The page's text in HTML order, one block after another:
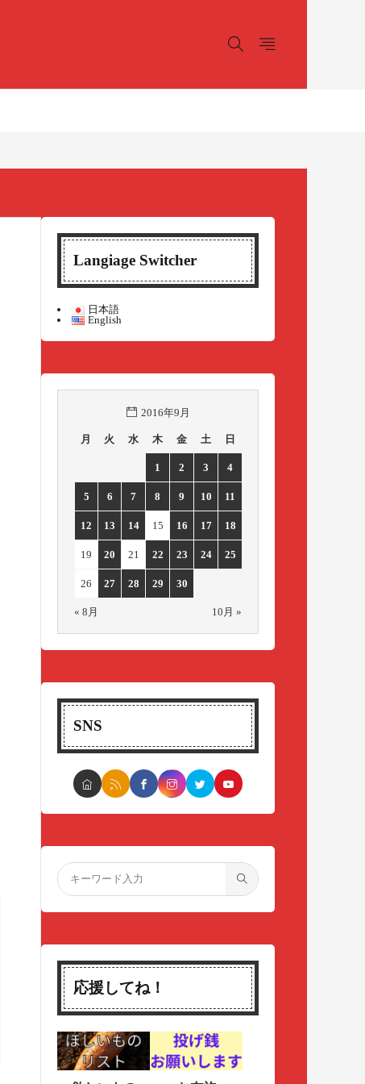
Langiage Switcher
日本語
English
2016年9月
月 火 水 木 金 土 日
1 2 3 4
5 6 7 8 9 10 11
12 13 14 15 16 17 18
19 20 21 22 23 24 25
26 27 28 29 30
« 8月 10月 »
SNS
応援してね！